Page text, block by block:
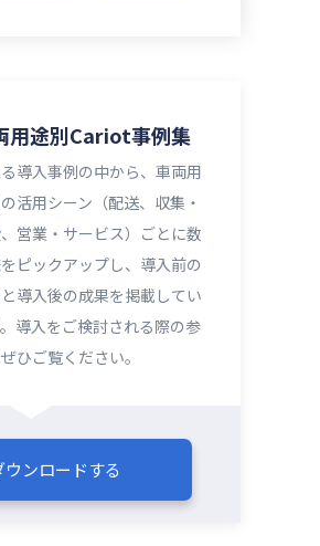
用途別Cariot事例集
導入事例の中から、車両用
活用シーン（配送、収集・
営業・サービス）ごとに数
ピックアップし、導入前の
導入後の成果を掲載してい
導入をご検討される際の参
ひご覧ください。​​
ンロードする